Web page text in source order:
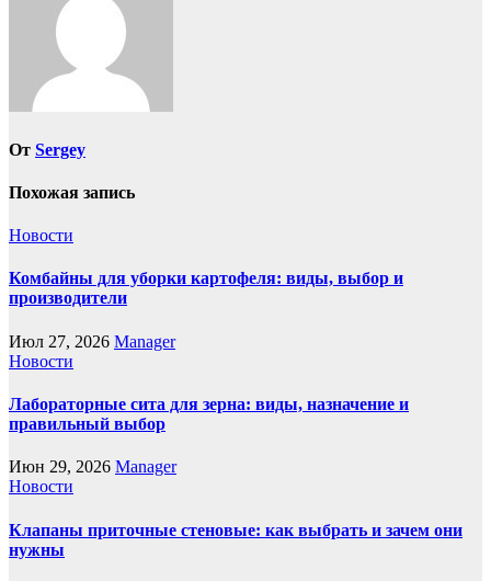
От Sergey
Похожая запись
Новости
Комбайны для уборки картофеля: виды, выбор и
производители
Июл 27, 2026 Manager
Новости
Лабораторные сита для зерна: виды, назначение и
правильный выбор
Июн 29, 2026 Manager
Новости
Клапаны приточные стеновые: как выбрать и зачем они
нужны